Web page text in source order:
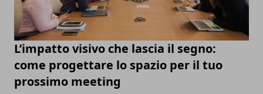
L’impatto visivo che lascia il segno:
come progettare lo spazio per il tuo
prossimo meeting